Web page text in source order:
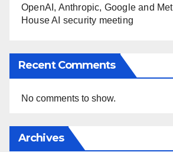
OpenAI, Anthropic, Google and
House AI security meeting
Recent Comments
No comments to show.
Archives